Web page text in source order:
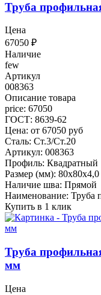
Труба
Цена
67050 ₽
Наличие
few
Артикул
008363
Описание товара
price: 67050
ГОСТ: 8639-62
Цена: от 67050 руб
Сталь: Ст.3/Ст.20
Артикул: 008363
Профиль: Квадратный
Размер (мм): 80x80x4,0
Наличие шва: Прямой
Наименование: Труба
Купить в 1 клик
Труба
мм
Цена